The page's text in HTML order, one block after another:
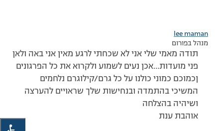
lee maman
מנהל בפורום
תודה מאמי שלי אני לא שכחתי לרגע מאין אני באה ולאן
פני מועדות…אכן נעים לשמוע ולקרוא את כל הפרגונים
ןכמוכם כמוני כולנו על כל גרם/קילוגרם נלחמים
המשיכי בהתמדה ובנחישות שלך שראויים להערצה
ושיהיה בהצלחה
אוהבת ענת